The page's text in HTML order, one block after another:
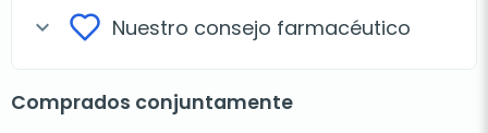
expand_more Nuestro consejo farmacéutico
Comprados conjuntamente